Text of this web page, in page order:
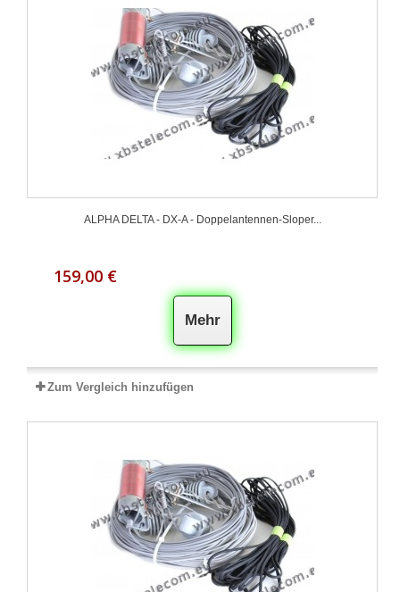
ALPHA DELTA - DX-A - Doppelantennen-Sloper...
159,00 €
Mehr
Zum Vergleich hinzufügen